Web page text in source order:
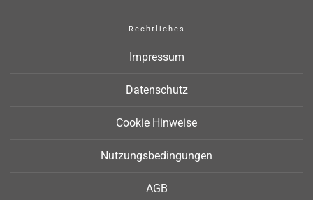
Rechtliches
Impressum
Datenschutz
Cookie Hinweise
Nutzungsbedingungen
AGB